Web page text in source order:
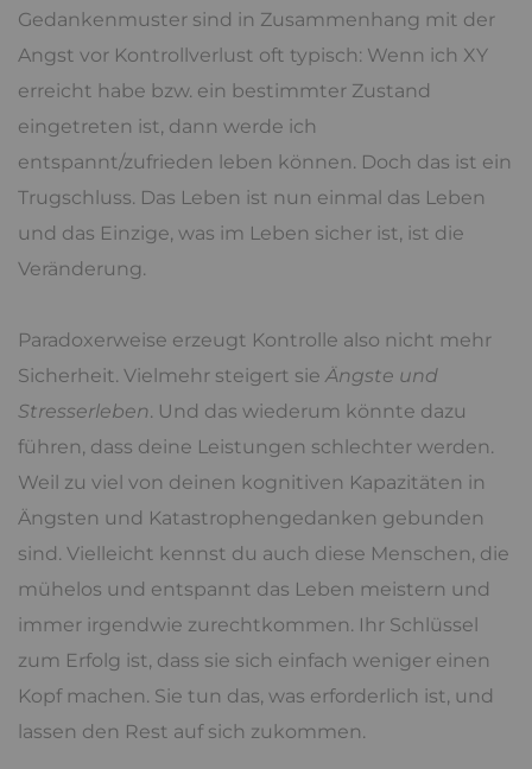
Gedankenmuster sind in Zusammenhang mit der
Angst vor Kontrollverlust oft typisch: Wenn ich XY
erreicht habe bzw. ein bestimmter Zustand
eingetreten ist, dann werde ich
entspannt/zufrieden leben können. Doch das ist ein
Trugschluss. Das Leben ist nun einmal das Leben
und das Einzige, was im Leben sicher ist, ist die
Veränderung.
Paradoxerweise erzeugt Kontrolle also nicht mehr
Sicherheit. Vielmehr steigert sieÄngste und
Stresserleben. Und das wiederum könnte dazu
führen, dass deine Leistungen schlechter werden.
Weil zu viel von deinen kognitiven Kapazitäten in
Ängsten und Katastrophengedanken gebunden
sind. Vielleicht kennst du auch diese Menschen, die
mühelos und entspannt das Leben meistern und
immer irgendwie zurechtkommen. Ihr Schlüssel
zum Erfolg ist, dass sie sich einfach weniger einen
Kopf machen. Sie tun das, was erforderlich ist, und
lassen den Rest auf sich zukommen.